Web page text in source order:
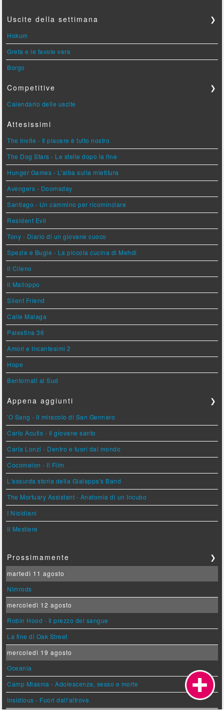
Uscite della settimana ❯
Hokum
Greta e le favole vere
Borgo
Competitive ❯
Calendario delle uscite
Attesissimi
The Invite - Il piacere è tutto nostro
The Dog Stars - Le stelle dopo la fine
Hunger Games - L'alba sulla mietitura
Avengers - Doomsday
Santiago - Un cammino per ricominciare
Resident Evil
Tony - Diario di un giovane cuoco
Spezie e Bugie - La piccola cucina di Mehdi
Il Cileno
Il Malloppo
Silent Friend
Calle Malaga
Palestina 36
Amori e Incantesimi 2
Hope
Bentornati al Sud
Appena aggiunti ❯
'O Sang - Il miracolo di San Gennaro
Carlo Acutis - Il giovane santo
Carla Lonzi - Dentro e fuori dal mondo
Cocomelon - Il Film
L'assurda storia della Gialappa's Band
The Mortuary Assistant - Anatomia di un Incubo
I Nisidiani
Il Mestiere
Prossimamente ❯
martedì 11 agosto
Nimrods
mercoledì 12 agosto
Robin Hood - Il prezzo del sangue
La fine di Oak Street
mercoledì 19 agosto
Oceania
Camp Miasma - Adolescenza, sesso e morte
Insidious - Fuori dall'altrove